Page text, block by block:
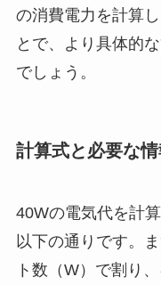
の消費電力を計算
とで、より具体的
でしょう。
計算式と必要な
40Wの電気代を計
以下の通りです。
ト数（W）で割り